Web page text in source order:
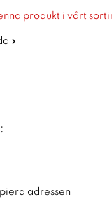
produkt i vårt
»
adressen